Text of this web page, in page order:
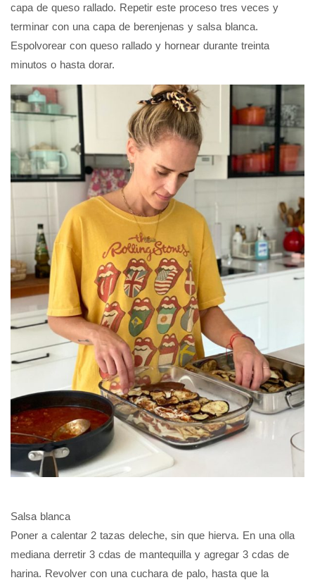
capa de queso rallado. Repetir este proceso tres veces y
terminar con una capa de berenjenas y salsa blanca.
Espolvorear con queso rallado y hornear durante treinta
minutos o hasta dorar.
Salsa blanca
Poner a calentar 2 tazas deleche, sin que hierva. En una olla
mediana derretir 3 cdas de mantequilla y agregar 3 cdas de
harina. Revolver con una cuchara de palo, hasta que la